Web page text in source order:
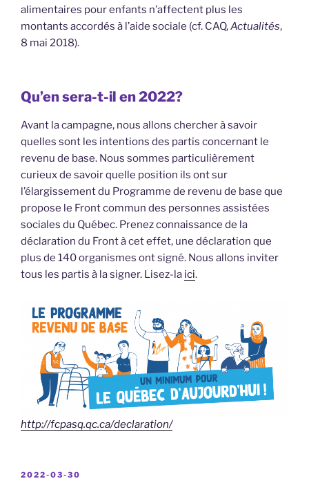
alimentaires pour enfants n’affectent plus les
montants accordés à l’aide sociale (cf. CAQ,Actualités,
8 mai 2018).
Qu’en sera-t-il en 2022?
Avant la campagne, nous allons chercher à savoir
quelles sont les intentions des partis concernant le
revenu de base. Nous sommes particulièrement
curieux de savoir quelle position ils ont sur
l’élargissement du Programme de revenu de base que
propose le Front commun des personnes assistées
sociales du Québec. Prenez connaissance de la
déclaration du Front à cet effet, une déclaration que
plus de 140 organismes ont signé. Nous allons inviter
tous les partis à la signer. Lisez-la ici.
http://fcpasq.qc.ca/declaration/
PUBLIÉ
2022-03-30